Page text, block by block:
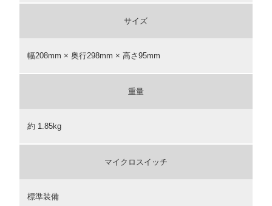
サイズ
幅208mm × 奥行298mm × 高さ95mm
重量
約 1.85kg
マイクロスイッチ
標準装備